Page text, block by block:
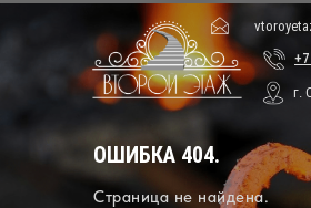
г.
Страница не найдена.
ОШИБКА 404.